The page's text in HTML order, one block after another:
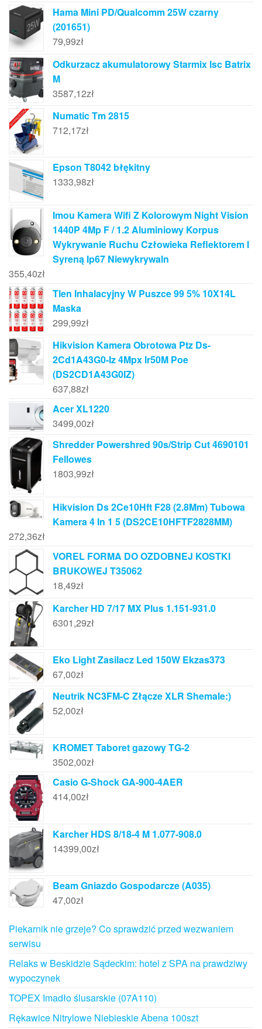
Hama Mini PD/Qualcomm 25W czarny
(201651)
79,99zł
Odkurzacz akumulatorowy Starmix Isc Batrix
M
3587,12zł
Numatic Tm 2815
712,17zł
Epson T8042 błękitny
1333,98zł
Imou Kamera Wifi Z Kolorowym Night Vision
1440P 4Mp F / 1.2 Aluminiowy Korpus
Wykrywanie Ruchu Człowieka Reflektorem I
Syreną Ip67 Niewykrywaln
355,40zł
Tlen Inhalacyjny W Puszce 99 5% 10X14L
Maska
299,99zł
Hikvision Kamera Obrotowa Ptz Ds-
2Cd1A43G0-Iz 4Mpx Ir50M Poe
(DS2CD1A43G0IZ)
637,88zł
Acer XL1220
3499,00zł
Shredder Powershred 90s/Strip Cut 4690101
Fellowes
1803,99zł
Hikvision Ds 2Ce10Hft F28 (2.8Mm) Tubowa
Kamera 4 In 1 5 (DS2CE10HFTF2828MM)
272,36zł
VOREL FORMA DO OZDOBNEJ KOSTKI
BRUKOWEJ T35062
18,49zł
Karcher HD 7/17 MX Plus 1.151-931.0
6301,29zł
Eko Light Zasilacz Led 150W Ekzas373
67,00zł
Neutrik NC3FM-C Złącze XLR Shemale:)
52,00zł
KROMET Taboret gazowy TG-2
3502,00zł
Casio G-Shock GA-900-4AER
414,00zł
Karcher HDS 8/18-4 M 1.077-908.0
14399,00zł
Beam Gniazdo Gospodarcze (A035)
47,00zł
Piekarnik nie grzeje? Co sprawdzić przed wezwaniem
serwisu
Relaks w Beskidzie Sądeckim: hotel z SPA na prawdziwy
wypoczynek
TOPEX Imadło ślusarskie (07A110)
Rękawice Nitrylowe Niebieskie Abena 100szt